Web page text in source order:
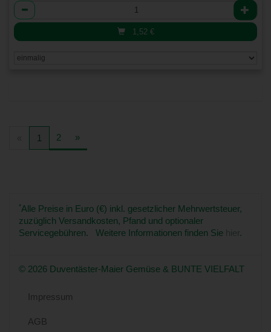
Anzahl
1,52 €
1 2 »
*Alle Preise in Euro (€) inkl. gesetzlicher Mehrwertsteuer,
zuzüglich Versandkosten, Pfand und optionaler
Servicegebühren. Weitere Informationen finden Sie hier.
© 2026 Duventäster-Maier Gemüse & BUNTE VIELFALT
Impressum
AGB